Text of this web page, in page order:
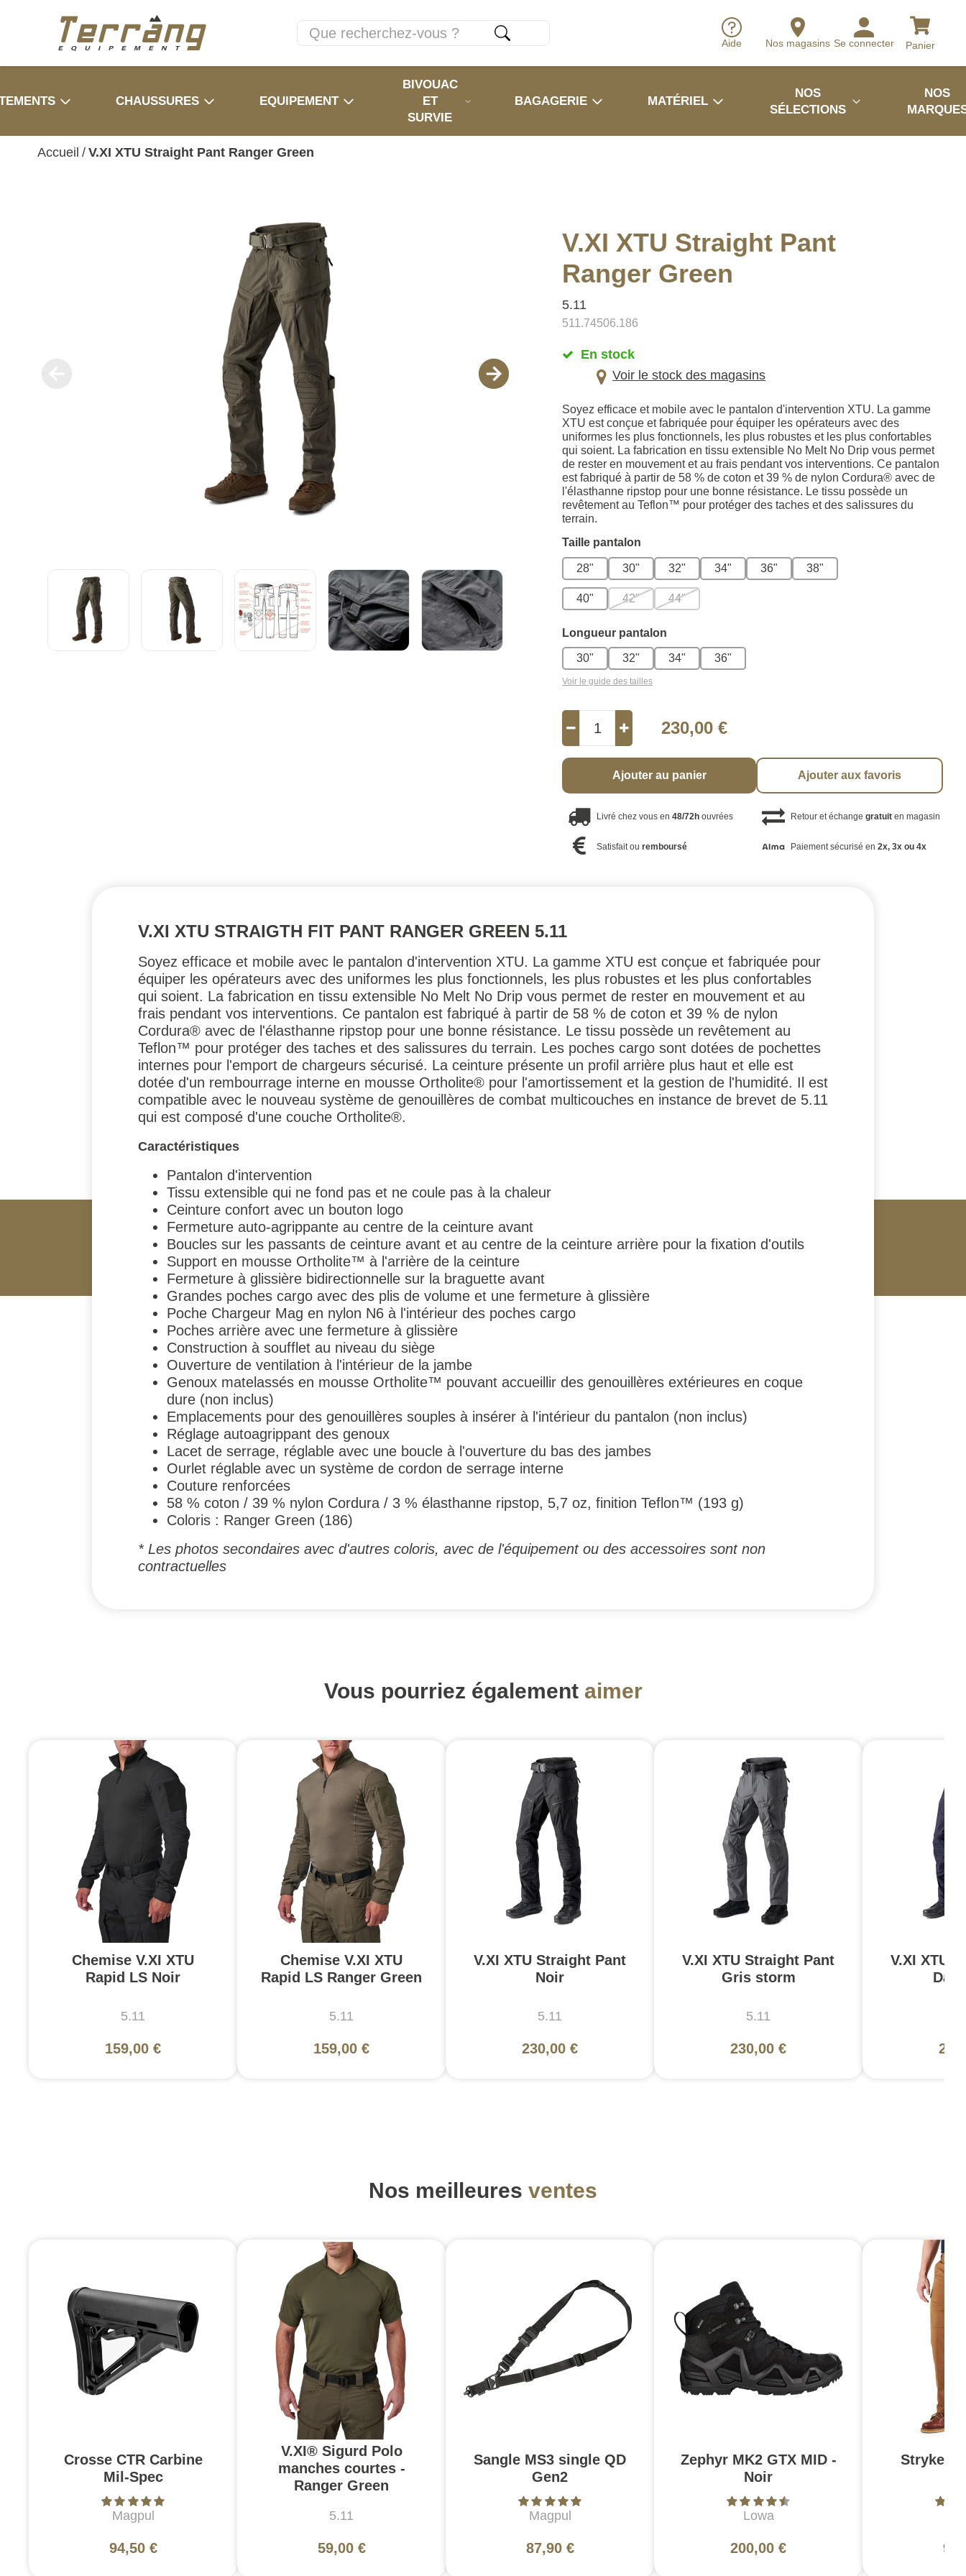
Aide Nos magasins Se connecter Panier
CHAUSSURES EQUIPEMENT
BIVOUAC
ET
SURVIE
BAGAGERIE MATÉRIEL
NOS
SÉLECTIONS
NOS
Accueil / V.XI XTU Straight Pant Ranger Green
V.XI XTU Straight Pant
Ranger Green
5.11
511.74506.186
En stock
Voir le stock des magasins
Soyez efficace et mobile avec le pantalon d'intervention XTU. La gamme
XTU est conçue et fabriquée pour équiper les opérateurs avec des
uniformes les plus fonctionnels, les plus robustes et les plus confortables
qui soient. La fabrication en tissu extensible No Melt No Drip vous permet
de rester en mouvement et au frais pendant vos interventions. Ce pantalon
est fabriqué à partir de 58 % de coton et 39 % de nylon Cordura® avec de
l'élasthanne ripstop pour une bonne résistance. Le tissu possède un
revêtement au Teflon™ pour protéger des taches et des salissures du
terrain.
Taille pantalon
28" 30" 32" 34" 36" 38"
40" 42" 44"
Longueur pantalon
30" 32" 34" 36"
Voir le guide des tailles
230,00 €
Ajouter au panier Ajouter aux favoris
Livré chez vous en48/72h ouvrées Retour et échange gratuiten magasin
Satisfait ouremboursé Paiement sécurisé en 2x, 3x ou 4x
V.XI XTU STRAIGTH FIT PANT RANGER GREEN 5.11
Soyez efficace et mobile avec le pantalon d'intervention XTU. La gamme XTU est conçue et fabriquée pour
équiper les opérateurs avec des uniformes les plus fonctionnels, les plus robustes et les plus confortables
qui soient. La fabrication en tissu extensible No Melt No Drip vous permet de rester en mouvement et au
frais pendant vos interventions. Ce pantalon est fabriqué à partir de 58 % de coton et 39 % de nylon
Cordura® avec de l'élasthanne ripstop pour une bonne résistance. Le tissu possède un revêtement au
Teflon™ pour protéger des taches et des salissures du terrain. Les poches cargo sont dotées de pochettes
internes pour l'emport de chargeurs sécurisé. La ceinture présente un profil arrière plus haut et elle est
dotée d'un rembourrage interne en mousse Ortholite® pour l'amortissement et la gestion de l'humidité. Il est
compatible avec le nouveau système de genouillères de combat multicouches en instance de brevet de 5.11
qui est composé d'une couche Ortholite®.
Caractéristiques
Pantalon d'intervention
Tissu extensible qui ne fond pas et ne coule pas à la chaleur
Ceinture confort avec un bouton logo
Fermeture auto-agrippante au centre de la ceinture avant
Boucles sur les passants de ceinture avant et au centre de la ceinture arrière pour la fixation d'outils
Support en mousse Ortholite™ à l'arrière de la ceinture
Fermeture à glissière bidirectionnelle sur la braguette avant
Grandes poches cargo avec des plis de volume et une fermeture à glissière
Poche Chargeur Mag en nylon N6 à l'intérieur des poches cargo
Poches arrière avec une fermeture à glissière
Construction à soufflet au niveau du siège
Ouverture de ventilation à l'intérieur de la jambe
Genoux matelassés en mousse Ortholite™ pouvant accueillir des genouillères extérieures en coque
dure (non inclus)
Emplacements pour des genouillères souples à insérer à l'intérieur du pantalon (non inclus)
Réglage autoagrippant des genoux
Lacet de serrage, réglable avec une boucle à l'ouverture du bas des jambes
Ourlet réglable avec un système de cordon de serrage interne
Couture renforcées
58 % coton / 39 % nylon Cordura / 3 % élasthanne ripstop, 5,7 oz, finition Teflon™ (193 g)
Coloris : Ranger Green (186)
* Les photos secondaires avec d'autres coloris, avec de l'équipement ou des accessoires sont non
contractuelles
Vous pourriez également aimer
Chemise V.XI XTU
Rapid LS Noir
5.11
159,00 €
Chemise V.XI XTU
Rapid LS Ranger Green
5.11
159,00 €
V.XI XTU Straight Pant
Noir
5.11
230,00 €
V.XI XTU Straight Pant
Gris storm
5.11
230,00 €
V.XI XTU
Nos meilleures ventes
Crosse CTR Carbine
Mil-Spec
Magpul
94,50 €
V.XI® Sigurd Polo
manches courtes -
Ranger Green
5.11
59,00 €
Sangle MS3 single QD
Gen2
Magpul
87,90 €
Zephyr MK2 GTX MID -
Noir
Lowa
200,00 €
Stryke